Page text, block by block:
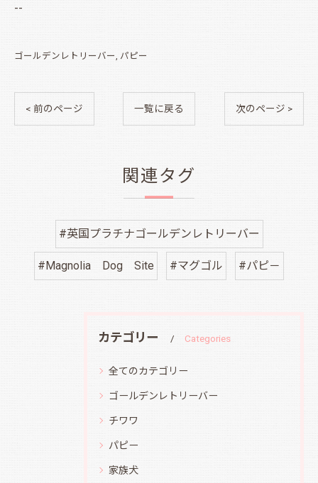
--
ゴールデンレトリーバー パピー
< 前のページ 一覧に戻る 次のページ >
関連タグ
#英国プラチナゴールデンレトリーバー
#Magnolia Dog Site #マグゴル #パピ－
カテゴリー Categories
全てのカテゴリー
ゴールデンレトリーバー
チワワ
パピー
家族犬